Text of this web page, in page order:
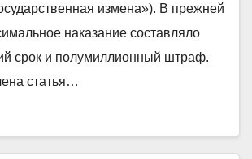
измена»). В прежней
наказание составляло
срок и полумиллионный штраф.
статья…